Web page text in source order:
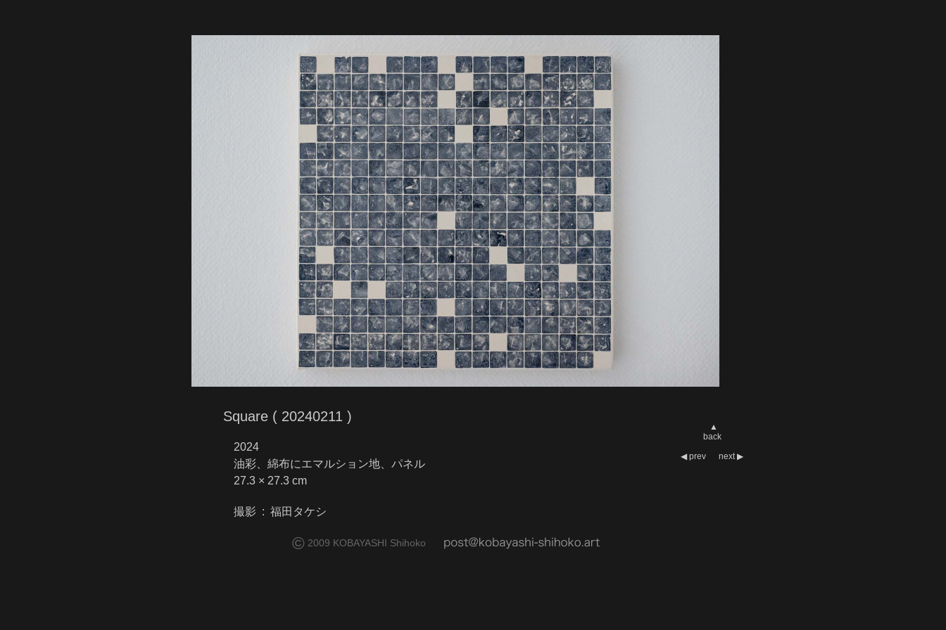
Square ( 20240211 )
2024
油彩、綿布にエマルション地、パネル
27.3 × 27.3 cm
撮影 : 福田タケシ
▲
back
◀prev next▶
© 2009 KOBAYASHI Shihoko